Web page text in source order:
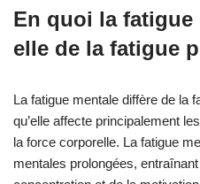
En quoi la fatigue
elle de la fatigue
La fatigue mentale diffère de la
qu’elle affecte principalement
la force corporelle. La fatigue
mentales prolongées,